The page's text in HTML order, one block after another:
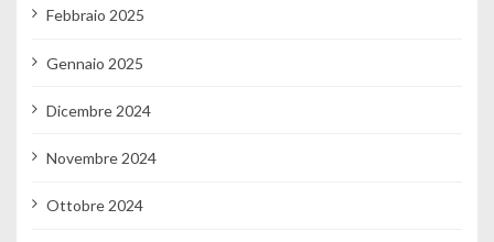
Febbraio 2025
Gennaio 2025
Dicembre 2024
Novembre 2024
Ottobre 2024